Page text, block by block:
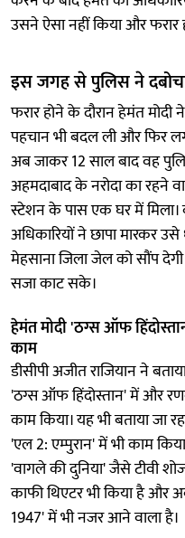
उसने ऐसा नहीं किया और फरार
इस जगह से पुलिस ने
फरार होने के दौरान हेमंत
पहचान भी बदल ली और फिर
अब जाकर 12 साल बाद वह
अहमदाबाद के नरोदा का रहने
स्टेशन के पास एक घर में मिला।
अधिकारियों ने छापा मारकर
मेहसाना जिला जेल को सौंप
सजा काट सके।
हेमंत मोदी 'ठग्स ऑफ
काम
डीसीपी अजीत राजियान ने
'ठग्स ऑफ हिंदोस्तान' में और
काम किया। यह भी बताया जा
'एल 2: एम्पुरान' में भी काम
'वागले की दुनिया' जैसे टीवी
काफी थिएटर भी किया है और
1947' में भी नजर आने वाला है।